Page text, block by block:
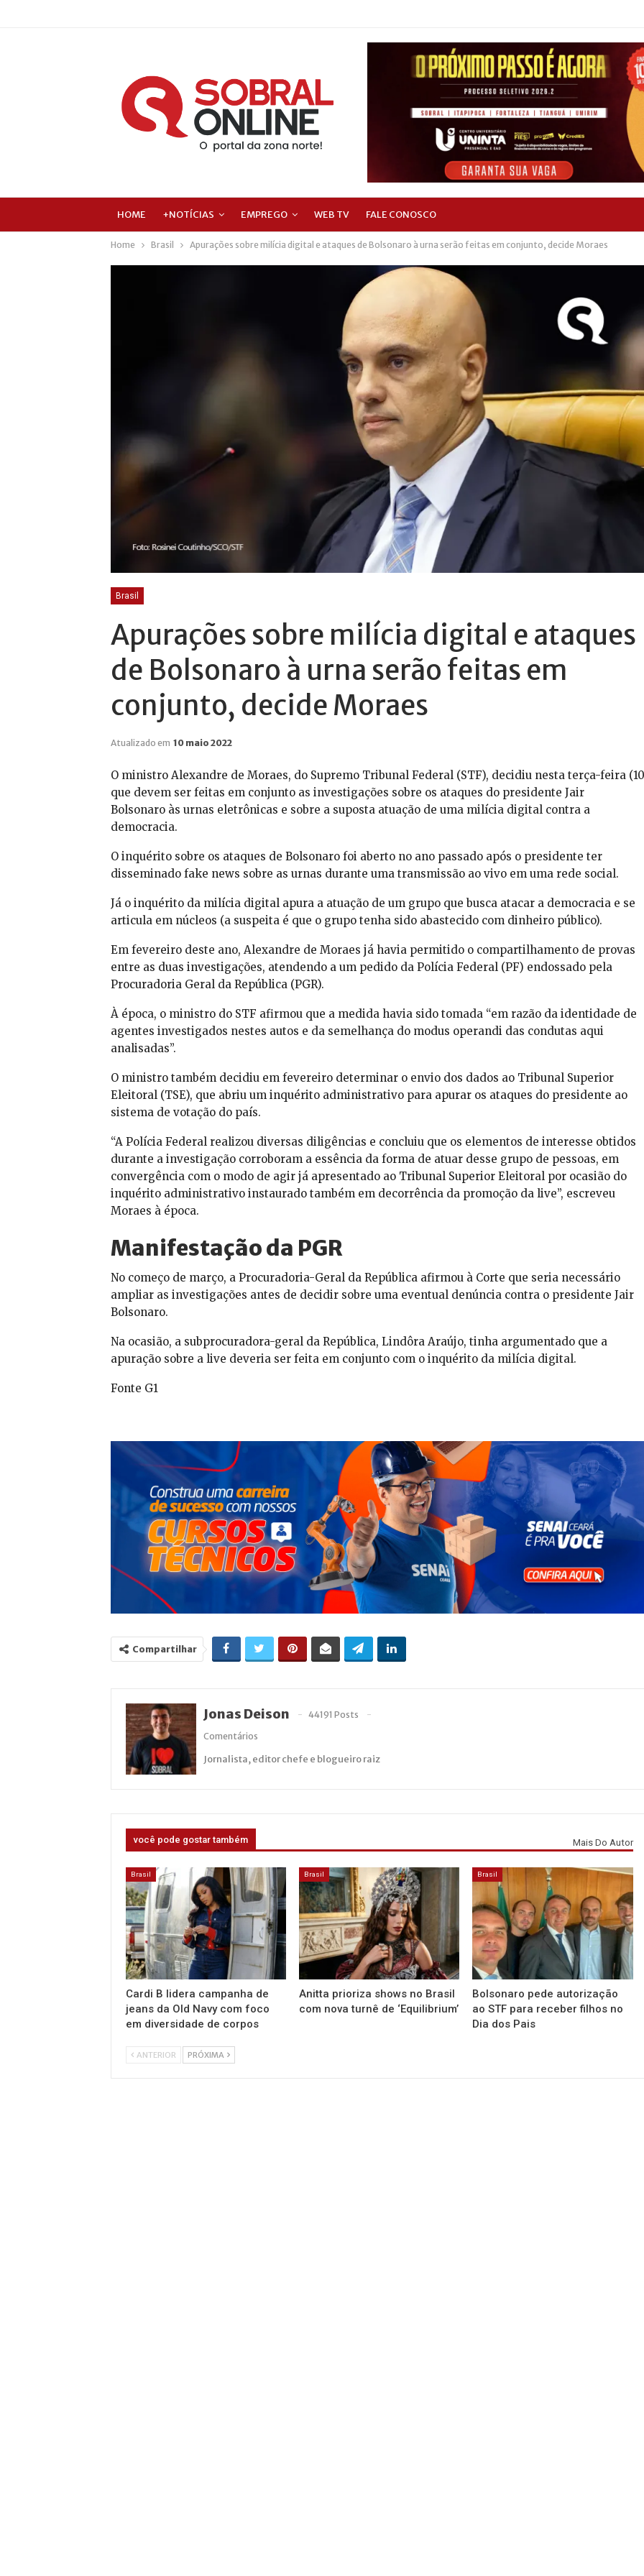
HOME +NOTÍCIAS EMPREGO WEB TV FALE CONOSCO
Home Brasil Apurações sobre milícia digital e ataques de Bolsonaro à urna serão feitas em conjunto, decide Moraes
Brasil
Apurações sobre milícia digital e ataques
de Bolsonaro à urna serão feitas em
conjunto, decide Moraes
Atualizado em 10 maio 2022
O ministro Alexandre de Moraes, do Supremo Tribunal Federal (STF), decidiu nesta terça-feira
que devem ser feitas em conjunto as investigações sobre os ataques do presidente Jair
Bolsonaro às urnas eletrônicas e sobre a suposta atuação de uma milícia digital contra a
democracia.
O inquérito sobre os ataques de Bolsonaro foi aberto no ano passado após o presidente ter
disseminado fake news sobre as urnas durante uma transmissão ao vivo em uma rede social.
Já o inquérito da milícia digital apura a atuação de um grupo que busca atacar a democracia e se
articula em núcleos (a suspeita é que o grupo tenha sido abastecido com dinheiro público).
Em fevereiro deste ano, Alexandre de Moraes já havia permitido o compartilhamento de provas
entre as duas investigações, atendendo a um pedido da Polícia Federal (PF) endossado pela
Procuradoria Geral da República (PGR).
À época, o ministro do STF afirmou que a medida havia sido tomada “em razão da identidade de
agentes investigados nestes autos e da semelhança do modus operandi das condutas aqui
analisadas”.
O ministro também decidiu em fevereiro determinar o envio dos dados ao Tribunal Superior
Eleitoral (TSE), que abriu um inquérito administrativo para apurar os ataques do presidente ao
sistema de votação do país.
“A Polícia Federal realizou diversas diligências e concluiu que os elementos de interesse obtidos
durante a investigação corroboram a essência da forma de atuar desse grupo de pessoas, em
convergência com o modo de agir já apresentado ao Tribunal Superior Eleitoral por ocasião do
inquérito administrativo instaurado também em decorrência da promoção da live”, escreveu
Moraes à época.
Manifestação da PGR
No começo de março, a Procuradoria-Geral da República afirmou à Corte que seria necessário
ampliar as investigações antes de decidir sobre uma eventual denúncia contra o presidente Jair
Bolsonaro.
Na ocasião, a subprocuradora-geral da República, Lindôra Araújo, tinha argumentado que a
apuração sobre a live deveria ser feita em conjunto com o inquérito da milícia digital.
Fonte G1
Compartilhar
Jonas Deison
44191 Posts
Comentários
Jornalista, editor chefe e blogueiro raiz
você pode gostar também Mais Do Autor
Brasil
Cardi B lidera campanha de
jeans da Old Navy com foco
em diversidade de corpos
Brasil
Anitta prioriza shows no Brasil
com nova turnê de ‘Equilibrium’
Brasil
Bolsonaro pede autorização
ao STF para receber filhos no
Dia dos Pais
ANTERIOR PRÓXIMA